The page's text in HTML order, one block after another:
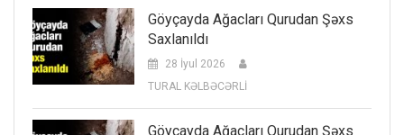
Göyçayda Ağacları Qurudan Şəxs
Saxlanıldı
28 İyul 2026
TURAL KƏLBƏCƏRLİ
Göyçayda Ağacları Qurudan Şəxs